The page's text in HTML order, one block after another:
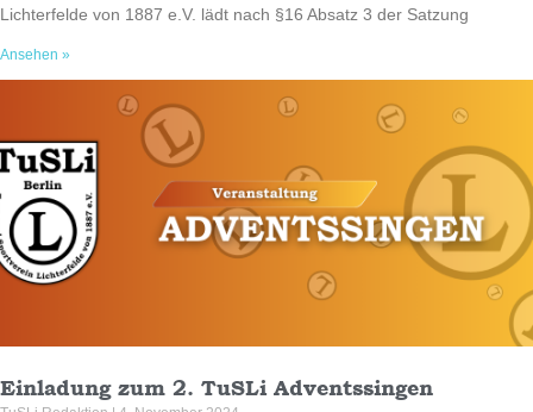
Lichterfelde von 1887 e.V. lädt nach §16 Absatz 3 der Satzung
Ansehen »
Einladung zum 2. TuSLi Adventssingen